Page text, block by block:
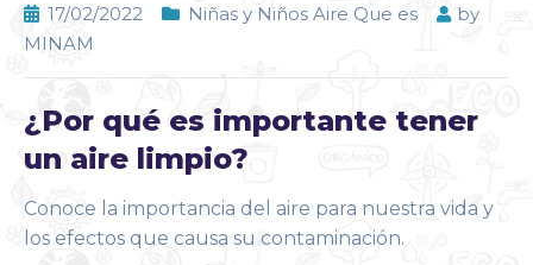
17/02/2022 Niñas y Niños Aire Que es
by
MINAM
¿Por qué es importante tener
un aire limpio?
Conoce la importancia del aire para nuestra vida y
los efectos que causa su contaminación.